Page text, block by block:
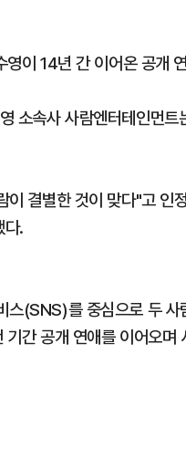
이 14년 간 이어온 공개
소속사 사람엔터테인먼
결별한 것이 맞다"고 인
다.
스(SNS)를 중심으로 두
간 공개 연애를 이어오